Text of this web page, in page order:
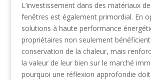
L’investissement dans des matériaux
fenêtres est également primordial. En
solutions à haute performance
propriétaires non seulement bénéficient
conservation de la chaleur, mais
la valeur de leur bien sur le marché
pourquoi une réflexion approfondie